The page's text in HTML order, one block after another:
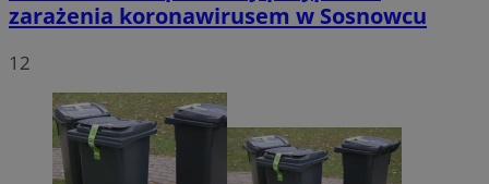
zarażenia koronawirusem w Sosnowcu
12